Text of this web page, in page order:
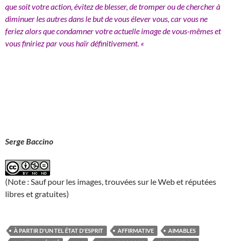
que soit votre action, évitez de blesser, de tromper ou de chercher à
diminuer les autres dans le but de vous élever vous, car vous ne
feriez alors que condamner votre actuelle image de vous-mêmes et
vous finiriez par vous haïr définitivement. «
Serge Baccino
(Note : Sauf pour les images, trouvées sur le Web et réputées
libres et gratuites)
À PARTIR D'UN TEL ÉTAT D'ESPRIT AFFIRMATIVE
AIMABLES